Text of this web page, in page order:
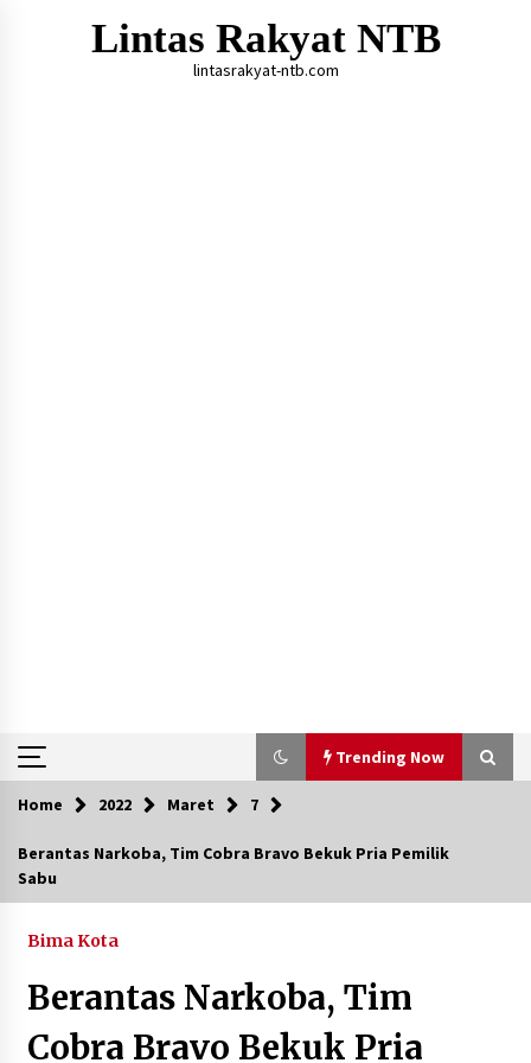
Lintas Rakyat NTB
lintasrakyat-ntb.com
Trending Now
Trending Now
Polsek Kempo Serahkan ODGJ ke Ketua DPRD
3 hari ago
Home 2022 Maret 7
Berantas Narkoba, Tim Cobra Bravo Bekuk Pria Pemilik
Sabu
Bima Kota
Berantas Narkoba, Tim
Cobra Bravo Bekuk Pria